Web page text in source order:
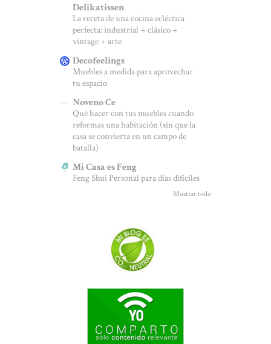
Delikatissen
La receta de una cocina ecléctica
perfecta: industrial + clásico +
vintage + arte
Decofeelings
Muebles a medida para aprovechar
tu espacio
Noveno Ce
Qué hacer con tus muebles cuando
reformas una habitación (sin que la
casa se convierta en un campo de
batalla)
Mi Casa es Feng
Feng Shui Personal para días difíciles
Mostrar todo